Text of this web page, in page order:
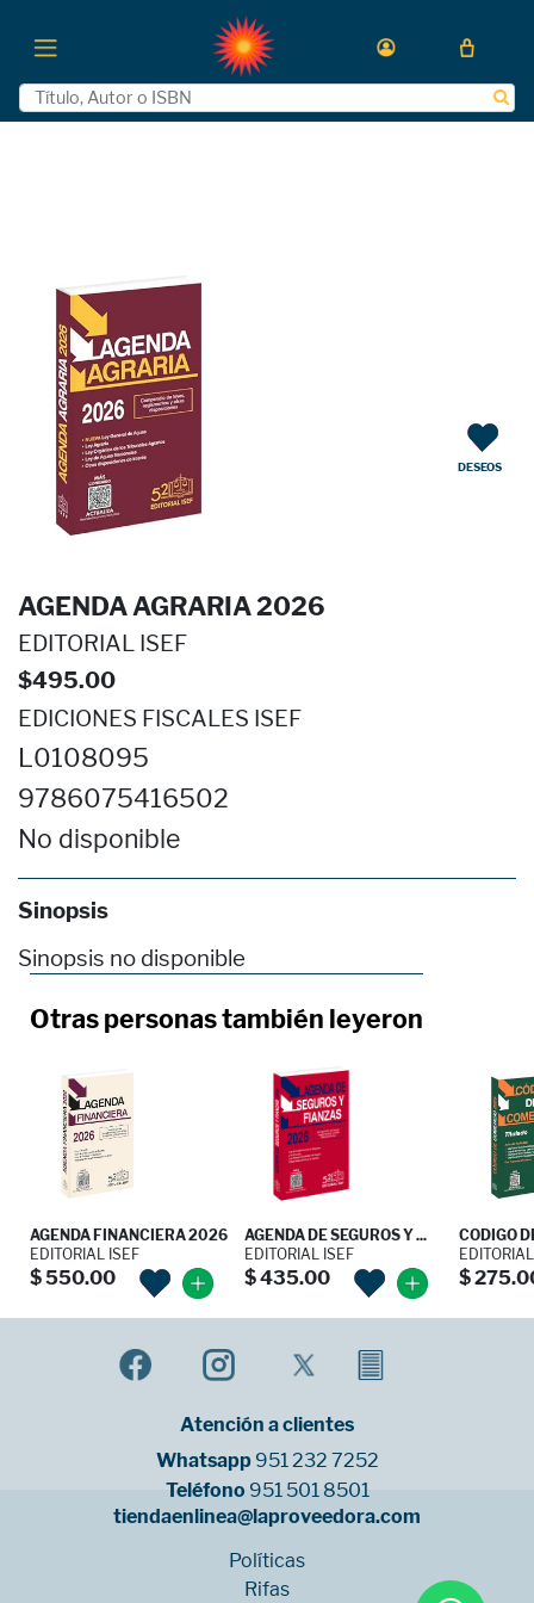
AGENDA AGRARIA 2026
EDITORIAL ISEF
$495.00
EDICIONES FISCALES ISEF
L0108095
9786075416502
No disponible
Sinopsis
DESEOS
Sinopsis no disponible
Otras personas también leyeron
AGENDA FINANCIERA 2026
EDITORIAL ISEF
$ 550.00
AGENDA DE SEGUROS Y ...
EDITORIAL ISEF
$ 435.00
CODIGO
$
Atención a clientes
Whatsapp 951 232 7252
Teléfono 951 501 8501
tiendaenlinea@laproveedora.com
Políticas
Rifas